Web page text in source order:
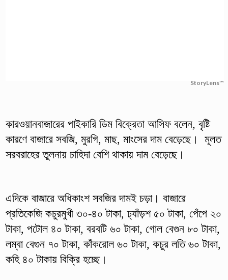
StoryLens™
কারওয়ানবাজারের পাইকারি ডিম বিক্রেতা আসিফ বলেন, বৃষ্টি
কারণে বাজারে সবজি, মুরগি, মাছ, মাংসের দাম বেড়েছে। মূলত
সরবরাহের তুলনায় চাহিদা বেশি থাকায় দাম বেড়েছে।
এদিকে বাজারে অধিকাংশ সবজির দামই চড়া। বাজারে
প্রতিকেজি কচুরমুখী ৩০-৪০ টাকা, ঢ্যাঁড়শ ৫০ টাকা, পেঁপে ২০
টাকা, পটোল ৪০ টাকা, বরবটি ৬০ টাকা, গোল বেগুন ৮০ টাকা,
লম্বা বেগুন ৭০ টাকা, কাঁকরোল ৬০ টাকা, কচুর লতি ৬০ টাকা,
কহি ৪০ টাকায় বিক্রি হচ্ছে।